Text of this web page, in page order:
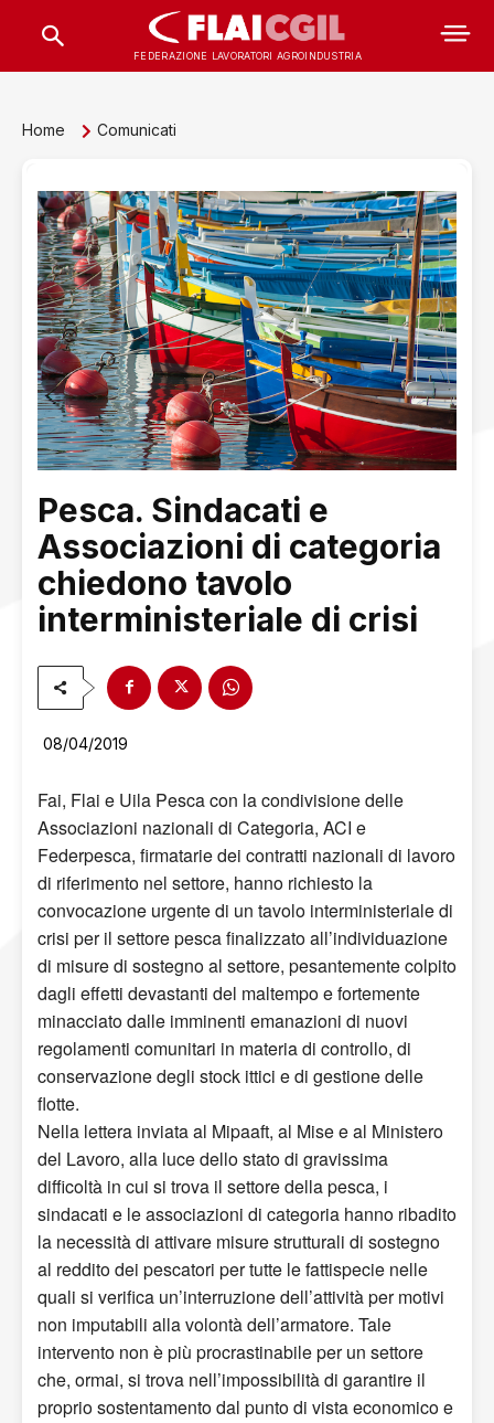
FEDERAZIONE LAVORATORI AGROINDUSTRIA
Home Comunicati
Pesca. Sindacati e
Associazioni di categoria
chiedono tavolo
interministeriale di crisi
08/04/2019
Fai, Flai e Uila Pesca con la condivisione delle
Associazioni nazionali di Categoria, ACI e
Federpesca, firmatarie dei contratti nazionali di lavoro
di riferimento nel settore, hanno richiesto la
convocazione urgente di un tavolo interministeriale di
crisi per il settore pesca finalizzato all’individuazione
di misure di sostegno al settore, pesantemente colpito
dagli effetti devastanti del maltempo e fortemente
minacciato dalle imminenti emanazioni di nuovi
regolamenti comunitari in materia di controllo, di
conservazione degli stock ittici e di gestione delle
flotte.
Nella lettera inviata al Mipaaft, al Mise e al Ministero
del Lavoro, alla luce dello stato di gravissima
difficoltà in cui si trova il settore della pesca, i
sindacati e le associazioni di categoria hanno ribadito
la necessità di attivare misure strutturali di sostegno
al reddito dei pescatori per tutte le fattispecie nelle
quali si verifica un’interruzione dell’attività per motivi
non imputabili alla volontà dell’armatore. Tale
intervento non è più procrastinabile per un settore
che, ormai, si trova nell’impossibilità di garantire il
proprio sostentamento dal punto di vista economico e